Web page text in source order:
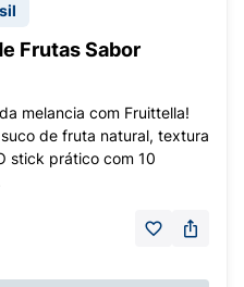
Frutas Sabor
melancia com Fruittella!
de fruta natural, textura
stick prático com 10